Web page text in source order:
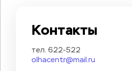
Контакты
тел. 622-522
olhacentr@mail.ru